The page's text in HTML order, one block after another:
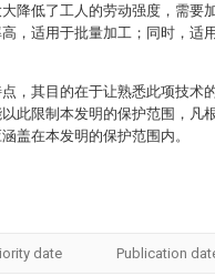
降低了工人的劳动强度，需要
，适用于批量加工；同时，适
，其目的在于让熟悉此项技术
此限制本发明的保护范围，凡
盖在本发明的保护范围内。
date Publication